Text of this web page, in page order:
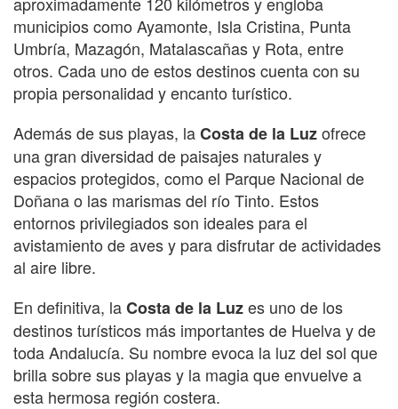
municipios como Ayamonte, Isla Cristina, Punta
Umbría, Mazagón, Matalascañas y Rota, entre
otros. Cada uno de estos destinos cuenta con su
propia personalidad y encanto turístico.
Además de sus playas, laCosta de la Luzofrece
una gran diversidad de paisajes naturales y
espacios protegidos, como el Parque Nacional de
Doñana o las marismas del río Tinto. Estos
entornos privilegiados son ideales para el
avistamiento de aves y para disfrutar de actividades
al aire libre.
En definitiva, laCosta de la Luzes uno de los
destinos turísticos más importantes de Huelva y de
toda Andalucía. Su nombre evoca la luz del sol que
brilla sobre sus playas y la magia que envuelve a
esta hermosa región costera.